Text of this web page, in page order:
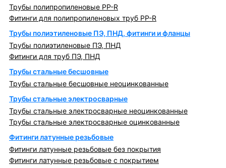
Трубы полипропиленовые PP-R
Фитинги для полипропиленовых труб PP-R
Трубы полиэтиленовые ПЭ, ПНД, фитинги и фланцы
Трубы полиэтиленовые ПЭ, ПНД
Фитинги для труб ПЭ, ПНД
Трубы стальные бесшовные
Трубы стальные бесшовные неоцинкованные
Трубы стальные электросварные
Трубы стальные электросварные неоцинкованные
Трубы стальные электросварные оцинкованные
Фитинги латунные резьбовые
Фитинги латунные резьбовые без покрытия
Фитинги латунные резьбовые с покрытием